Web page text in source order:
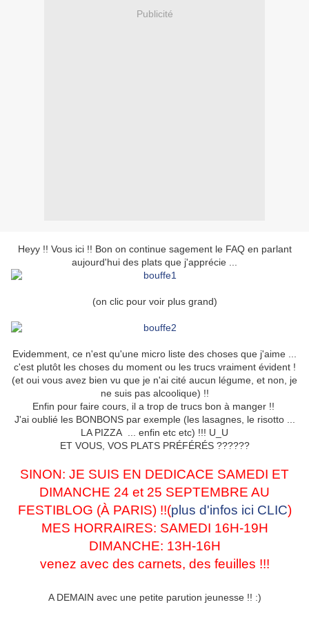
Publicité
Heyy !! Vous ici !! Bon on continue sagement le FAQ en parlant
aujourd'hui des plats que j'apprécie ...
(on clic pour voir plus grand)
Evidemment, ce n'est qu'une micro liste des choses que j'aime ...
c'est plutôt les choses du moment ou les trucs vraiment évident !
(et oui vous avez bien vu que je n'ai cité aucun légume, et non, je
ne suis pas alcoolique) !!
Enfin pour faire cours, il a trop de trucs bon à manger !!
J'ai oublié les BONBONS par exemple (les lasagnes, le risotto ...
LA PIZZA ... enfin etc etc) !!! U_U
ET VOUS, VOS PLATS PRÉFÉRÉS ??????
SINON: JE SUIS EN DEDICACE SAMEDI ET
DIMANCHE 24 et 25 SEPTEMBRE AU
FESTIBLOG (À PARIS) !!(plus d'infos ici CLIC)
MES HORRAIRES: SAMEDI 16H-19H
DIMANCHE: 13H-16H
venez avec des carnets, des feuilles !!!
A DEMAIN avec une petite parution jeunesse !! :)